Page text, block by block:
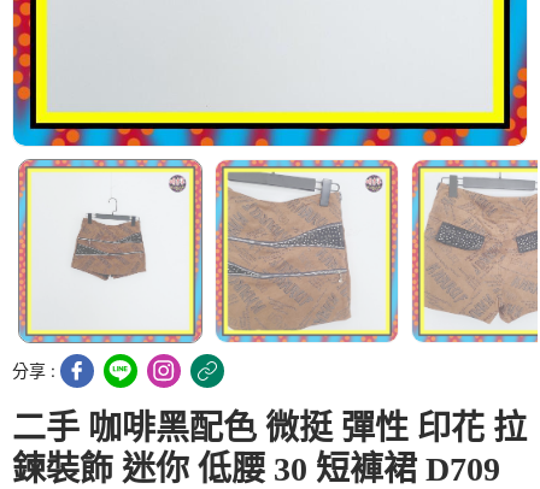
分享 :
二手 咖啡黑配色 微挺 彈性 印花 拉
鍊裝飾 迷你 低腰 30 短褲裙 D709